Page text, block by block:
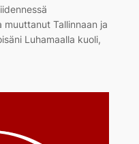
muuttanut Tallinnaan ja
Luhamaalla kuoli,